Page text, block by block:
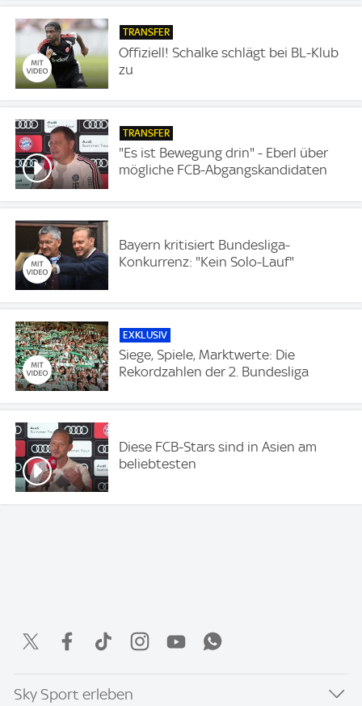
TRANSFER
Offiziell! Schalke schlägt bei BL-Klub
zu
TRANSFER
"Es ist Bewegung drin" - Eberl über
mögliche FCB-Abgangskandidaten
Bayern kritisiert Bundesliga-
Konkurrenz: "Kein Solo-Lauf"
EXKLUSIV
Siege, Spiele, Marktwerte: Die
Rekordzahlen der 2. Bundesliga
Diese FCB-Stars sind in Asien am
beliebtesten
Sky Sport erleben